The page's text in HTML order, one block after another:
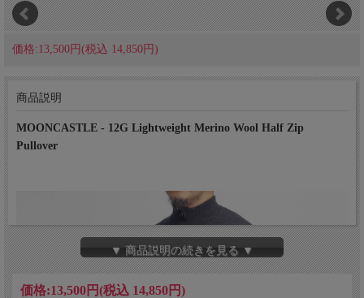
価格:13,500円(税込 14,850円)
商品説明
MOONCASTLE - 12G Lightweight Merino Wool Half Zip
Pullover
▼ 商品説明の続きを見る ▼
価格:13,500円(税込 14,850円)